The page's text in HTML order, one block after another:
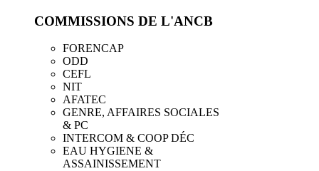
COMMISSIONS DE L'ANCB
FORENCAP
ODD
CEFL
NIT
AFATEC
GENRE, AFFAIRES SOCIALES
& PC
INTERCOM & COOP DÉC
EAU HYGIENE &
ASSAINISSEMENT